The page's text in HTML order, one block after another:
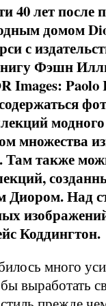
40 лет после
домом
с
Фэшн
Images: Paolo
множества
Там также
Диором. Над
Коддингтон.
много
выработать